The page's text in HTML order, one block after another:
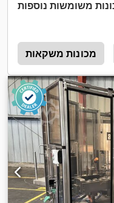
משומשות נוספות
מכונות משקאות